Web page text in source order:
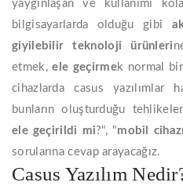
yaygınlaşan ve kullanımı
bilgisayarlarda olduğu gibi
giyilebilir teknoloji ürünleri
etmek,ele geçirmek normal bir
cihazlarda casus yazılımlar
bunların oluşturduğu
ele geçirildi mi?", "mobil
sorularına cevap arayacağız.
Casus Yazılım